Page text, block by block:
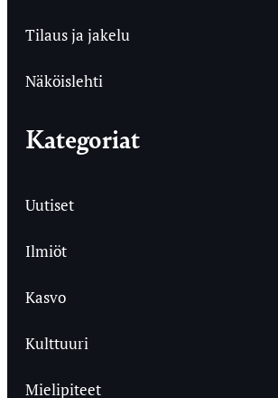
Tilaus ja jakelu
Näköislehti
Kategoriat
Uutiset
Ilmiöt
Kasvo
Kulttuuri
Mielipiteet